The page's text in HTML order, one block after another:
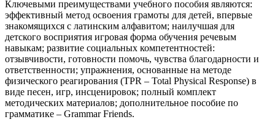
Ключевыми преимуществами учебного пособия являются:
эффективный метод освоения грамоты для детей, впервые
знакомящихся с латинским алфавитом; наилучшая для
детского восприятия игровая форма обучения речевым
навыкам; развитие социальных компетентностей:
отзывчивости, готовности помочь, чувства благодарности и
ответственности; упражнения, основанные на методе
физического реагирования (TPR – Total Physical Response) в
виде песен, игр, инсценировок; полный комплект
методических материалов; дополнительное пособие по
грамматике – Grammar Friends.